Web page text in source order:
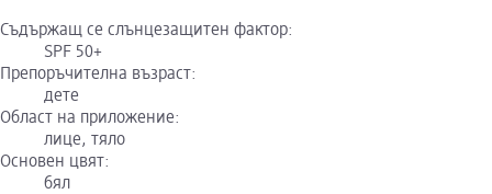
Съдържащ се слънцезащитен фактор:
SPF 50+
Препоръчителна възраст:
дете
Област на приложение:
лице, тяло
Основен цвят:
бял